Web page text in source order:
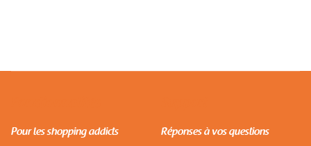
Pour les shopping addicts Réponses à vos questions